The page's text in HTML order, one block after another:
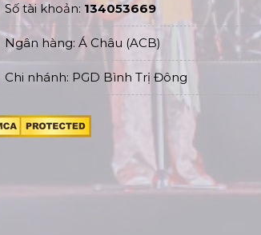
Số tài khoản: 134053669
Ngân hàng: Á Châu (ACB)
Chi nhánh: PGD Bình Trị Đông